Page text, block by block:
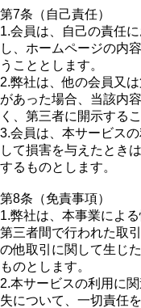
第7条（自己責任）
1.会員は、自己の責任
し、ホームページの内
うこととします。
2.弊社は、他の会員又
があった場合、当該内
く、第三者に開示する
3.会員は、本サービス
して損害を与えたとき
するものとします。
第8条（免責事項）
1.弊社は、本事業によ
第三者間で行われた取
の他取引に関して生じ
ものとします。
2.本サービスの利用に
失について、一切責任